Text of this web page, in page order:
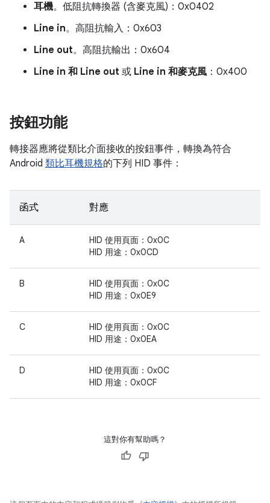
耳機。低阻抗轉換器 (含麥克風)：0x0402
Line in。高阻抗輸入：0x603
Line out。高阻抗輸出：0x604
Line in 和 Line out 或 Line in 和麥克風 ：0x400
按鈕功能
轉接器應將從類比介面接收的按鈕事件，轉換為符合
Android 類比耳機規格的下列 HID 事件：
函式 對應
A
HID 使用頁面：0x0C
HID 用途：0x0CD
B
HID 使用頁面：0x0C
HID 用途：0x0E9
C
HID 使用頁面：0x0C
HID 用途：0x0EA
D
HID 使用頁面：0x0C
HID 用途：0x0CF
這對你有幫助嗎？